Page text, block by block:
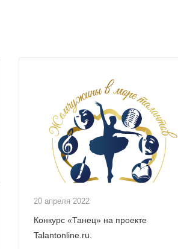
20 апреля 2022
Конкурс «Танец» на проекте
Talantonline.ru.